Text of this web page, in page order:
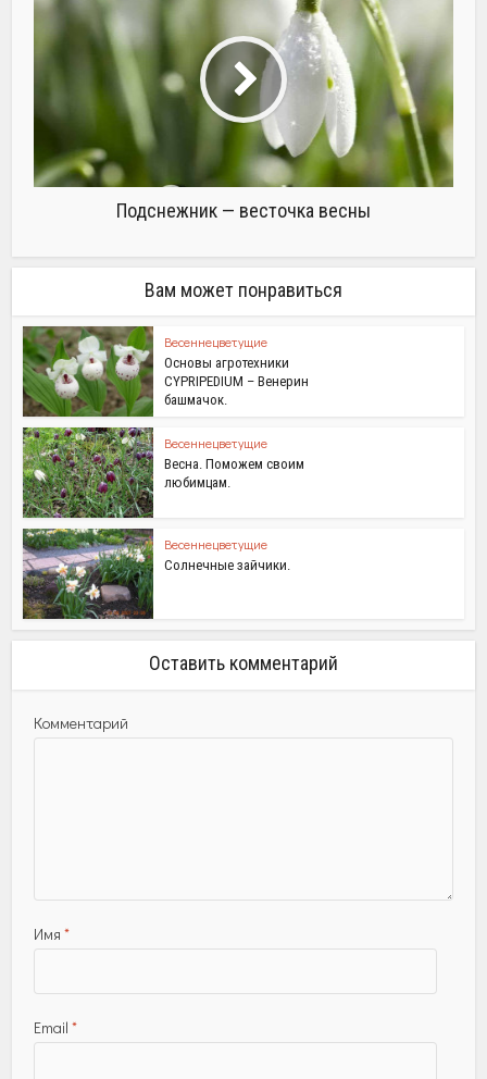
Подснежник — весточка весны
Вам может понравиться
Весеннецветущие
Основы агротехники
CYPRIPEDIUM – Венерин
башмачок.
Весеннецветущие
Весна. Поможем своим
любимцам.
Весеннецветущие
Солнечные зайчики.
Оставить комментарий
Комментарий
Имя *
Email *